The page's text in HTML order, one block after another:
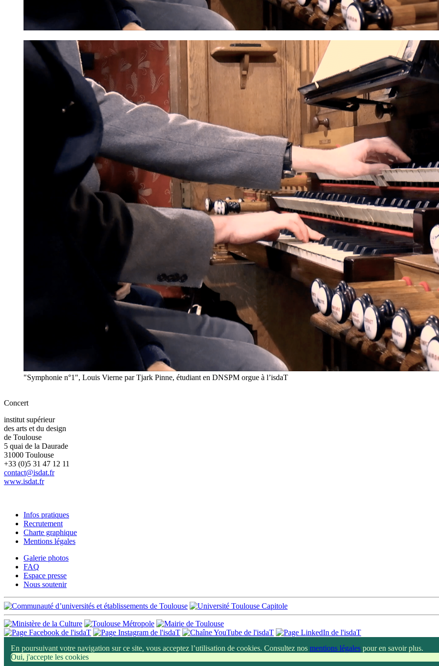
"Symphonie n°1", Louis Vierne par Tjark Pinne, étudiant en DNSPM orgue à l’isdaT
Concert
institut supérieur
des arts et du design
de Toulouse
5 quai de la Daurade
31000 Toulouse
+33 (0)5 31 47 12 11
contact@isdat.fr
www.isdat.fr
Infos pratiques
Recrutement
Charte graphique
Mentions légales
Galerie photos
FAQ
Espace presse
Nous soutenir
En poursuivant votre navigation sur ce site, vous acceptez l’utilisation de cookies. Consultez nos mentions légales pour en savoir plus.
Oui, j'accepte les cookies